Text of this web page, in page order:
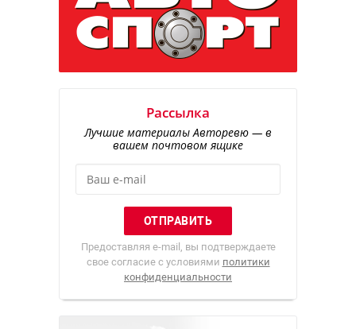
Рассылка
Лучшие материалы Авторевю — в
вашем почтовом ящике
Предоставляя e-mail, вы подтверждаете
свое согласие с условиями политики
конфиденциальности